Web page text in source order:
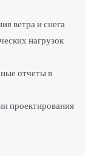
ветра и снега
нагрузок
отчеты в
проектирования